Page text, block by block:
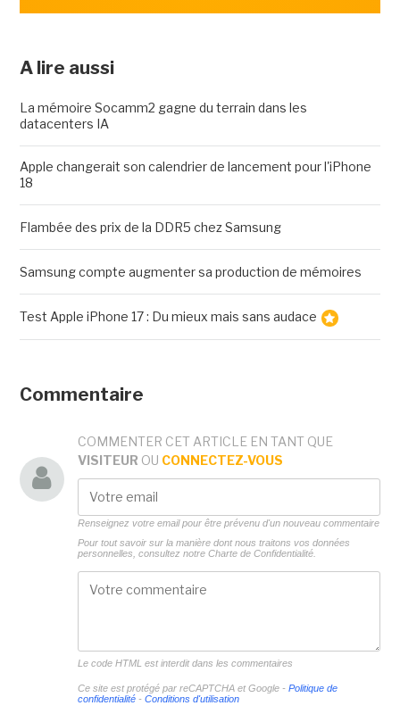
A lire aussi
La mémoire Socamm2 gagne du terrain dans les
datacenters IA
Apple changerait son calendrier de lancement pour l'iPhone
18
Flambée des prix de la DDR5 chez Samsung
Samsung compte augmenter sa production de mémoires
Test Apple iPhone 17 : Du mieux mais sans audace
Commentaire
COMMENTER CET ARTICLE EN TANT QUE
VISITEUR OU CONNECTEZ-VOUS
Renseignez votre email pour être prévenu d'un nouveau commentaire
Pour tout savoir sur la manière dont nous traitons vos données
personnelles, consultez notre Charte de Confidentialité.
Le code HTML est interdit dans les commentaires
Ce site est protégé par reCAPTCHA et Google - Politique de
confidentialité- Conditions d'utilisation